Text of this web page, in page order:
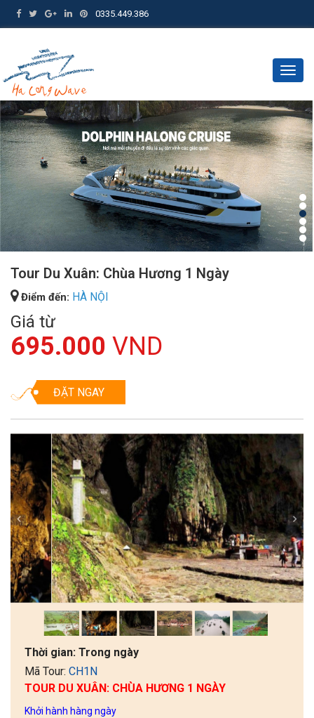
0335.449.386
Tour Du Xuân: Chùa Hương 1 Ngày
Điểm đến: HÀ NỘI
Giá từ
695.000 VND
ĐẶT NGAY
Thời gian: Trong ngày
Mã Tour: CH1N
TOUR DU XUÂN: CHÙA HƯƠNG 1 NGÀY
Khởi hành hàng ngày